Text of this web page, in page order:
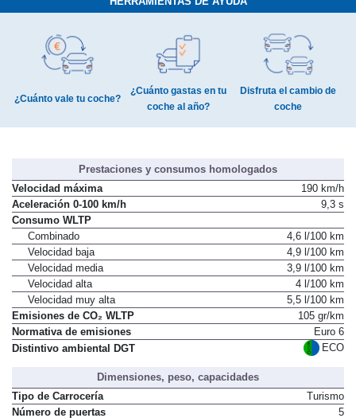
HERRAMIENTAS DE AYUDA
¿Cuánto gastas en tu
Disfruta el cambio de
Prestaciones y consumos homologados
Velocidad máxima
190 km/h
Aceleración 0-100 km/h
Consumo WLTP
Combinado
4,6 l/100 km
Velocidad baja
4,9 l/100 km
Velocidad media
3,9 l/100 km
Velocidad alta
4 l/100 km
Velocidad muy alta
5,5 l/100 km
Emisiones de CO₂ WLTP
105 gr/km
Normativa de emisiones
Euro 6
Dimensiones, peso, capacidades
Tipo de Carrocería
Turismo